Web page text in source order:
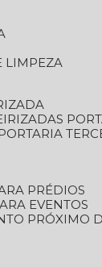
LIMPEZA
PORTARIA
PRÉDIOS
EVENTOS
PRÓXIMO